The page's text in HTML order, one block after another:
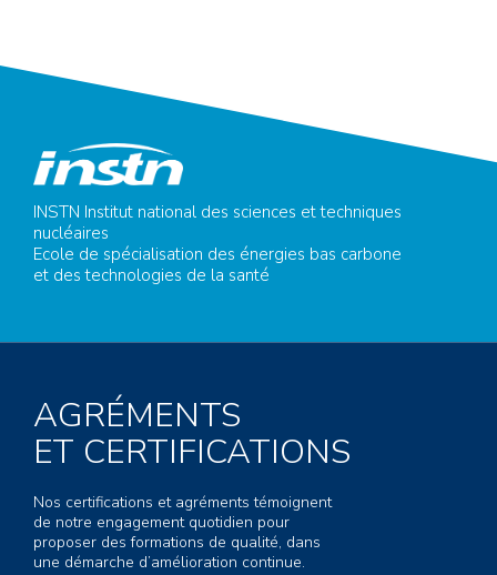
INSTN Institut national des sciences et techniques
nucléaires
Ecole de spécialisation des énergies bas carbone
et des technologies de la santé
AGRÉMENTS
ET CERTIFICATIONS
Nos certifications et agréments témoignent
de notre engagement quotidien pour
proposer des formations de qualité, dans
une démarche d’amélioration continue.